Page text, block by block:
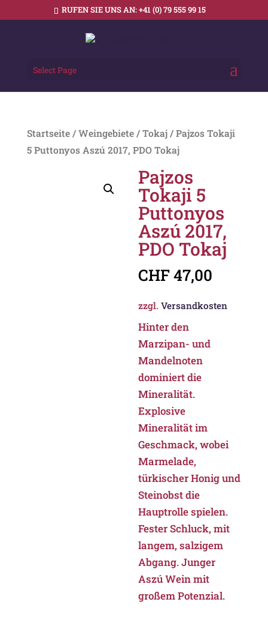
RUFEN SIE UNS AN:+41 (0) 79 555 99 15
Select Page
Startseite/ Weingebiete/ Tokaj/ Pajzos Tokaji
5 Puttonyos Aszú 2017, PDO Tokaj
Pajzos
Tokaji 5
Puttonyos
Aszú 2017,
PDO Tokaj
CHF47,00
zzgl.Versandkosten
Hinter den
Marzipan- und
Mandelnoten
dominiert die
Mineralität.
Explosive
Mineralität im
Geschmack, wobei
Marmelade,
türkischer Honig und
Steinobst die
Hauptrolle spielen.
Fester Schluck, mit
langem, salzigem
Abgang. Junger
Aszú Wein mit
großem Potenzial.